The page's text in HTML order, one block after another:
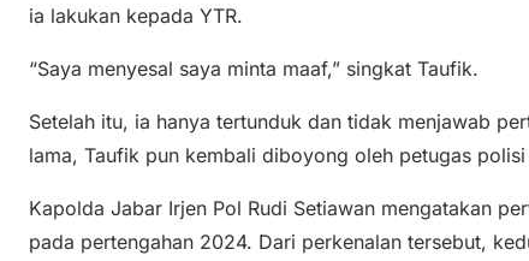
ia lakukan kepada YTR.
“Saya menyesal saya minta maaf,” singkat Taufik.
Setelah itu, ia hanya tertunduk dan tidak menjawab
lama, Taufik pun kembali diboyong oleh petugas
Kapolda Jabar Irjen Pol Rudi Setiawan mengatakan
pada pertengahan 2024. Dari perkenalan tersebut,